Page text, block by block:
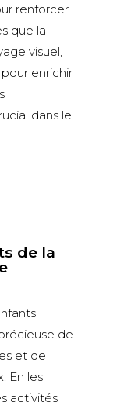
renforcer
que la
visuel,
enrichir
dans le
de la
de
et de
En les
activités